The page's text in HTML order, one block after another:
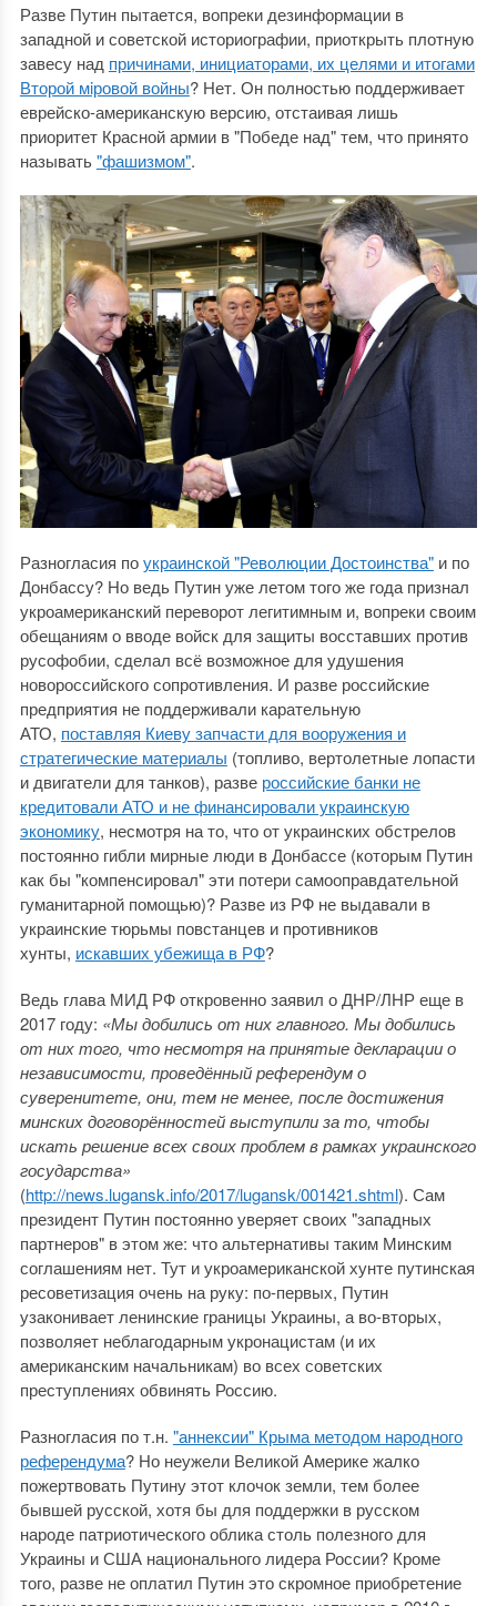
Разве Путин пытается, вопреки дезинформации в
западной и советской историографии, приоткрыть плотную
завесу над причинами, инициаторами, их целями и итогами
Второй мiровой войны? Нет. Он полностью поддерживает
еврейско-американскую версию, отстаивая лишь
приоритет Красной армии в "Победе над" тем, что принято
называть"фашизмом".
Разногласия поукраинской "Революции Достоинства"и по
Донбассу? Но ведь Путин уже летом того же года признал
укроамериканский переворот легитимным и, вопреки своим
обещаниям о вводе войск для защиты восставших против
русофобии, сделал всё возможное для удушения
новороссийского сопротивления. И разве российские
предприятия не поддерживали карательную
АТО, поставляя Киеву запчасти для вооружения и
стратегические материалы (топливо, вертолетные лопасти
и двигатели для танков), разве российские банки не
кредитовали АТО и не финансировали украинскую
экономику, несмотря на то, что от украинских обстрелов
постоянно гибли мирные люди в Донбассе (которым Путин
как бы "компенсировал" эти потери самооправдательной
гуманитарной помощью)? Разве из РФ не выдавали в
украинские тюрьмы повстанцев и противников
хунты, искавших убежища в РФ?
Ведь глава МИД РФ откровенно заявил о ДНР/ЛНР еще в
2017 году: «Мы добились от них главного. Мы добились
от них того, что несмотря на принятые декларации о
независимости, проведённый референдум о
суверенитете, они, тем не менее, после достижения
минских договорённостей выступили за то, чтобы
искать решение всех своих проблем в рамках украинского
государства»
(http://news.lugansk.info/2017/lugansk/001421.shtml). Сам
президент Путин постоянно уверяет своих "западных
партнеров" в этом же: что альтернативы таким Минским
соглашениям нет. Тут и укроамериканской хунте путинская
ресоветизация очень на руку: по-первых, Путин
узаконивает ленинские границы Украины, а во-вторых,
позволяет неблагодарным укронацистам (и их
американским начальникам) во всех советских
преступлениях обвинять Россию.
Разногласия по т.н. "аннексии" Крыма методом народного
референдума? Но неужели Великой Америке жалко
пожертвовать Путину этот клочок земли, тем более
бывшей русской, хотя бы для поддержки в русском
народе патриотического облика столь полезного для
Украины и США национального лидера России? Кроме
того, разве не оплатил Путин это скромное приобретение